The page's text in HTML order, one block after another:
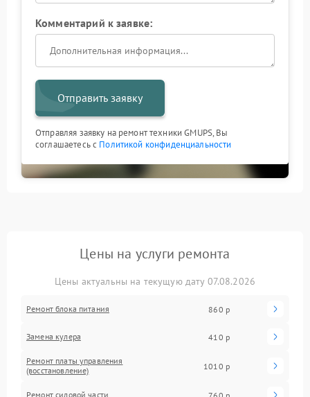
Комментарий к заявке:
Отправить заявку
Отправляя заявку на ремонт техники GMUPS, Вы
соглашаетесь с Политикой конфиденциальности
Цены на услуги ремонта
Цены актуальны на текущую дату 07.08.2026
Ремонт блока питания 860 р
Замена кулера 410 р
Ремонт платы управления
(восстановление)
1010 р
Ремонт силовой части 760 р